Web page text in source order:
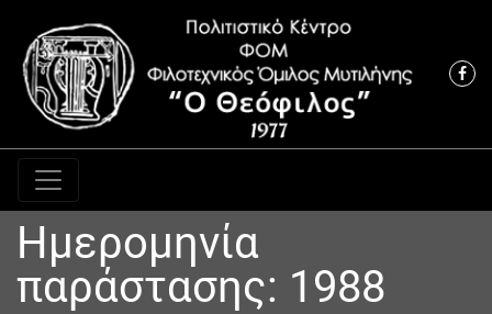
Κύρια πλοήγηση
Ημερομηνία
παράστασης: 1988